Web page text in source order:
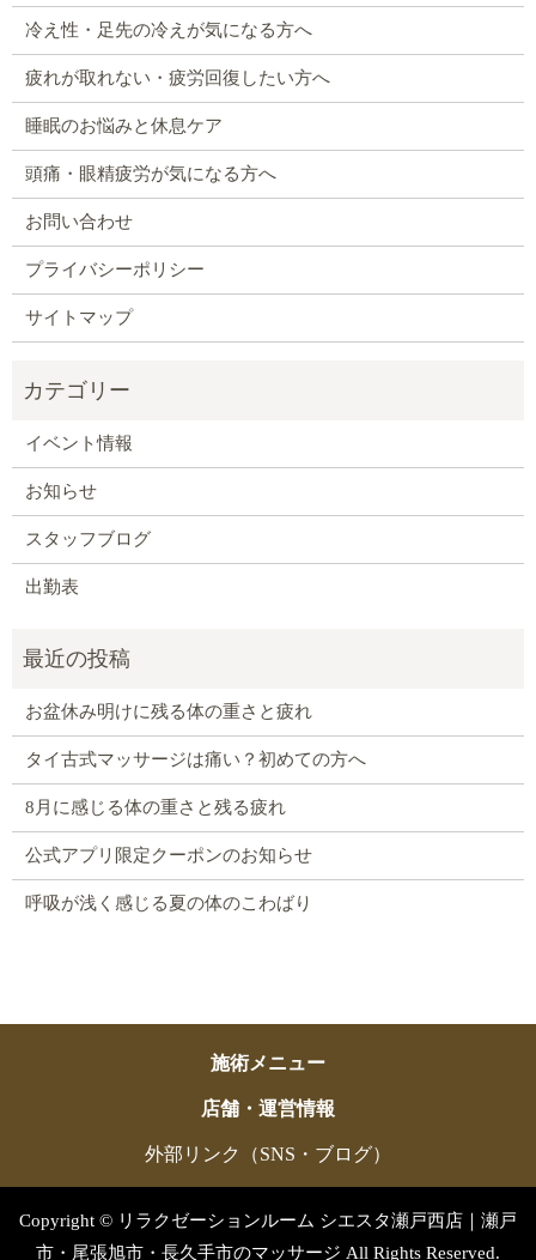
冷え性・足先の冷えが気になる方へ
疲れが取れない・疲労回復したい方へ
睡眠のお悩みと休息ケア
頭痛・眼精疲労が気になる方へ
お問い合わせ
プライバシーポリシー
サイトマップ
イベント情報
お知らせ
スタッフブログ
出勤表
お盆休み明けに残る体の重さと疲れ
タイ古式マッサージは痛い？初めての方へ
8月に感じる体の重さと残る疲れ
公式アプリ限定クーポンのお知らせ
呼吸が浅く感じる夏の体のこわばり
施術メニュー
店舗・運営情報
外部リンク（SNS・ブログ）
Copyright © リラクゼーションルーム シエスタ瀬戸西店｜瀬戸
市・尾張旭市・長久手市のマッサージ All Rights Reserved.